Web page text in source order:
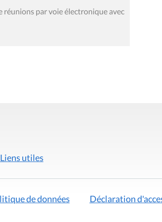
par voie électronique avec
Liens utiles
de données Déclaration